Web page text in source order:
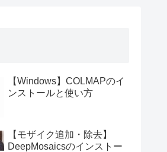
【Windows】COLMAPのイ
ンストールと使い方
【モザイク追加・除去】
DeepMosaicsのインストー